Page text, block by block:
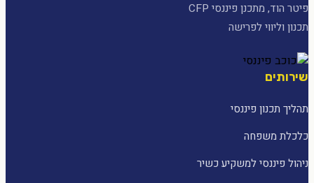
פיטר הוד, מתכנן פיננסי CFP
תכנון וליווי לפרישה
שירותים
תהליך תכנון פיננסי
כלכלת משפחה
ניהול פיננסי למשקיע כשיר